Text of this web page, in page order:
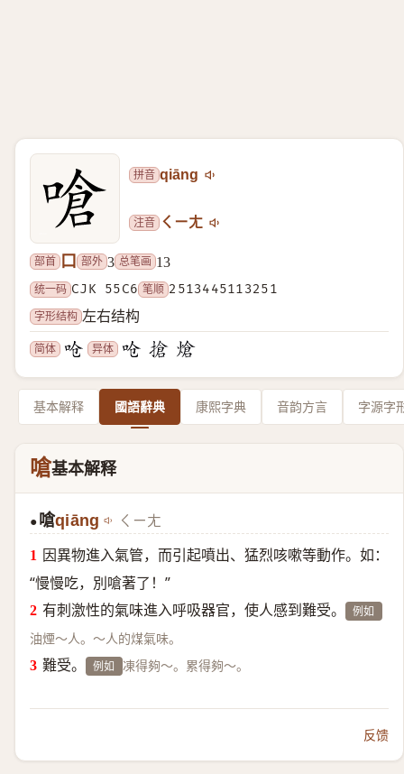
拼音 qiāng
注音 ㄑㄧㄤ
部首 口 部外 3 总笔画 13
统一码 CJK 55C6 笔顺 2513445113251
字形结构 左右结构
简体 异体
基本解释 國語辭典 康熙字典 音韵方言 字源字
嗆基本解释
● 嗆qiāng ㄑㄧㄤ
因異物進入氣管，而引起噴出、猛烈咳嗽等動作。如：
“慢慢吃，別嗆著了！”
有刺激性的氣味進入呼吸器官，使人感到難受。
例如
油煙～人。～人的煤氣味。
難受。 例如 凍得夠～。累得夠～。
反馈